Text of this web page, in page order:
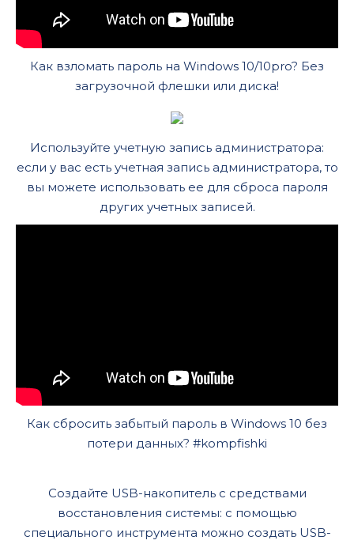
Как взломать пароль на Windows 10/10pro? Без
загрузочной флешки или диска!
Используйте учетную запись администратора:
если у вас есть учетная запись администратора, то
вы можете использовать ее для сброса пароля
других учетных записей.
Как сбросить забытый пароль в Windows 10 без
потери данных? #kompfishki
Создайте USB-накопитель с средствами
восстановления системы: с помощью
специального инструмента можно создать USB-